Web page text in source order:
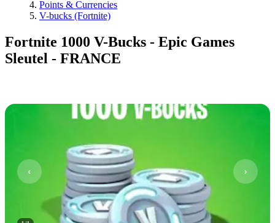
Points & Currencies
V-bucks (Fortnite)
Fortnite 1000 V-Bucks - Epic Games
Sleutel - FRANCE